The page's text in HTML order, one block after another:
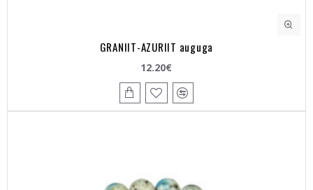
GRANIIT-AZURIIT auguga
12.20€